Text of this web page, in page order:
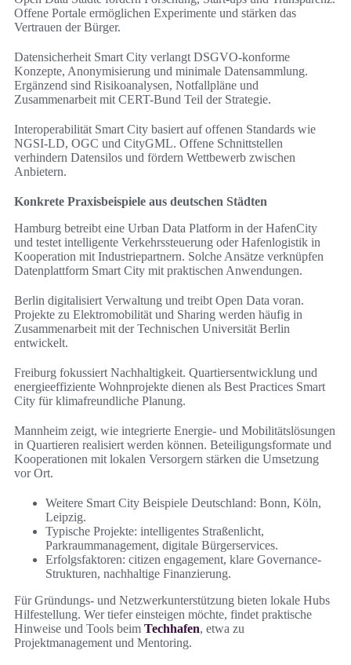
Offene Portale ermöglichen Experimente und stärken das
Vertrauen der Bürger.
Datensicherheit Smart City verlangt DSGVO-konforme
Konzepte, Anonymisierung und minimale Datensammlung.
Ergänzend sind Risikoanalysen, Notfallpläne und
Zusammenarbeit mit CERT-Bund Teil der Strategie.
Interoperabilität Smart City basiert auf offenen Standards wie
NGSI-LD, OGC und CityGML. Offene Schnittstellen
verhindern Datensilos und fördern Wettbewerb zwischen
Anbietern.
Konkrete Praxisbeispiele aus deutschen Städten
Hamburg betreibt eine Urban Data Platform in der HafenCity
und testet intelligente Verkehrssteuerung oder Hafenlogistik in
Kooperation mit Industriepartnern. Solche Ansätze verknüpfen
Datenplattform Smart City mit praktischen Anwendungen.
Berlin digitalisiert Verwaltung und treibt Open Data voran.
Projekte zu Elektromobilität und Sharing werden häufig in
Zusammenarbeit mit der Technischen Universität Berlin
entwickelt.
Freiburg fokussiert Nachhaltigkeit. Quartiersentwicklung und
energieeffiziente Wohnprojekte dienen als Best Practices Smart
City für klimafreundliche Planung.
Mannheim zeigt, wie integrierte Energie- und Mobilitätslösungen
in Quartieren realisiert werden können. Beteiligungsformate und
Kooperationen mit lokalen Versorgern stärken die Umsetzung
vor Ort.
Weitere Smart City Beispiele Deutschland: Bonn, Köln,
Leipzig.
Typische Projekte: intelligentes Straßenlicht,
Parkraummanagement, digitale Bürgerservices.
Erfolgsfaktoren: citizen engagement, klare Governance-
Strukturen, nachhaltige Finanzierung.
Für Gründungs- und Netzwerkunterstützung bieten lokale Hubs
Hilfestellung. Wer tiefer einsteigen möchte, findet praktische
Hinweise und Tools beim Techhafen, etwa zu
Projektmanagement und Mentoring.